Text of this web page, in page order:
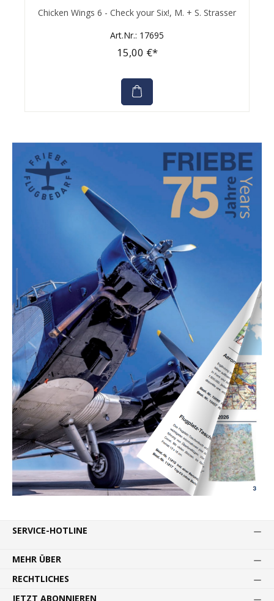
Durchschnittliche Bewertung von 0 von 5 Sternen
Chicken Wings 6 - Check your Six!, M. + S. Strasser
Art.Nr.: 17695
15,00 €*
SERVICE-HOTLINE
MEHR ÜBER
RECHTLICHES
JETZT ABONNIEREN